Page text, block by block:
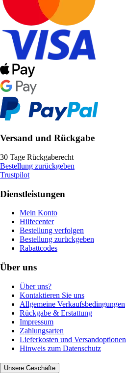
Versand und Rückgabe
30 Tage Rückgaberecht
Bestellung zurückgeben
Trustpilot
Dienstleistungen
Mein Konto
Hilfecenter
Bestellung verfolgen
Bestellung zurückgeben
Rabattcodes
Über uns
Über uns?
Kontaktieren Sie uns
Allgemeine Verkaufsbedingungen
Rückgabe & Erstattung
Impressum
Zahlungsarten
Lieferkosten und Versandoptionen
Hinweis zum Datenschutz
Unsere Geschäfte